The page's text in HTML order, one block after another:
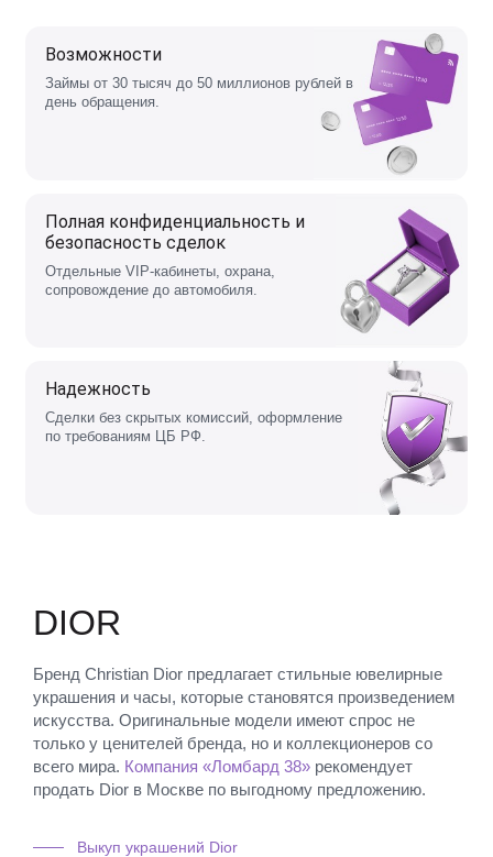
Возможности
Займы от 30 тысяч до 50 миллионов рублей в
день обращения.
Полная конфиденциальность и
безопасность сделок
Отдельные VIP-кабинеты, охрана,
сопровождение до автомобиля.
Надежность
Сделки без скрытых комиссий, оформление
по требованиям ЦБ РФ.
DIOR
Бренд Christian Dior предлагает стильные ювелирные
украшения и часы, которые становятся произведением
искусства. Оригинальные модели имеют спрос не
только у ценителей бренда, но и коллекционеров со
всего мира. Компания «Ломбард 38» рекомендует
продать Dior в Москве по выгодному предложению.
Выкуп украшений Dior